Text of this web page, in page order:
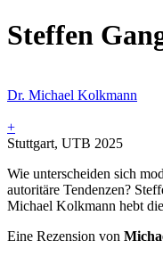
Steffen
Dr. Michael Kolkmann
+
Stuttgart, UTB 2025
Wie unterscheiden sich
autoritäre Tendenzen?
Michael Kolkmann hebt
Eine Rezension von